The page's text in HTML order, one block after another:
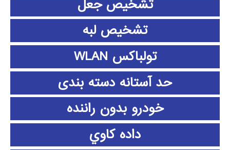
تشخیص جعل
تشخیص لبه
تولباکس WLAN
حد آستانه دسته بندی
خودرو بدون راننده
داده كاوي